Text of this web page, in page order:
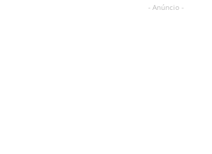
- Anúncio -